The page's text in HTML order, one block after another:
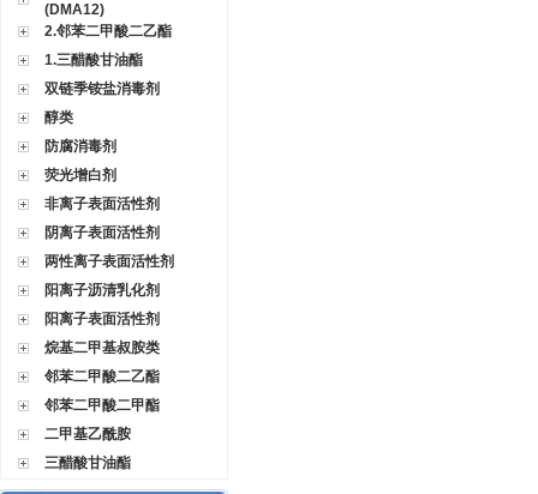
(DMA12)
2.邻苯二甲酸二乙酯
1.三醋酸甘油酯
双链季铵盐消毒剂
醇类
防腐消毒剂
荧光增白剂
非离子表面活性剂
阴离子表面活性剂
两性离子表面活性剂
阳离子沥清乳化剂
阳离子表面活性剂
烷基二甲基叔胺类
邻苯二甲酸二乙酯
邻苯二甲酸二甲酯
二甲基乙酰胺
三醋酸甘油酯